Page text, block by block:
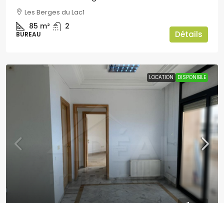
Les Berges du Lac1
85 m² 2
BUREAU Détails
LOCATION DISPONIBLE